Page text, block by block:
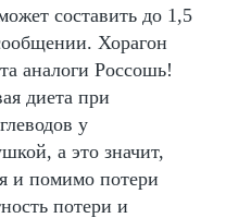
составить до 1,5
Хорагон
аналоги Россошь!
диета при
у
а это значит,
и помимо потери
потери и